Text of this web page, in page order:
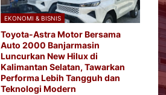
EKONOMI & BISNIS
Toyota-Astra Motor Bersama
Auto 2000 Banjarmasin
Luncurkan New Hilux di
Kalimantan Selatan, Tawarkan
Performa Lebih Tangguh dan
Teknologi Modern​